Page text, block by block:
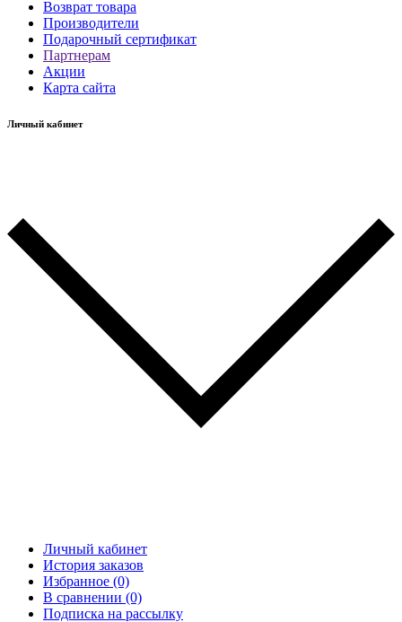
Возврат товара
Производители
Подарочный сертификат
Партнерам
Акции
Карта сайта
Личный кабинет
Личный кабинет
История заказов
Избранное (0)
В сравнении (0)
Подписка на рассылку